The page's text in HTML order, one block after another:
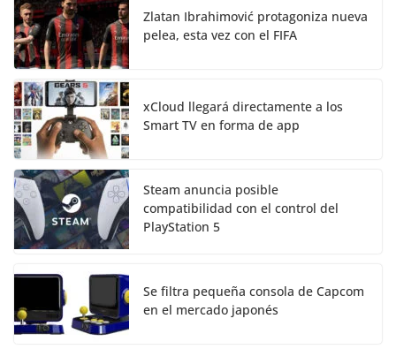
Zlatan Ibrahimović protagoniza nueva
pelea, esta vez con el FIFA
xCloud llegará directamente a los
Smart TV en forma de app
Steam anuncia posible
compatibilidad con el control del
PlayStation 5
Se filtra pequeña consola de Capcom
en el mercado japonés